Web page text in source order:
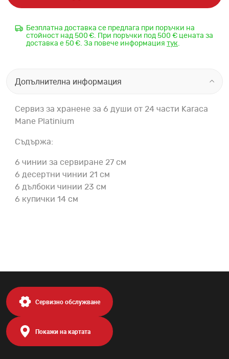
Безплатна доставка се предлага при поръчки на
стойност над 500 €. При поръчки под 500 € цената за
доставка е 50 €. За повече информация тук.
Допълнителна информация
Сервиз за хранене за 6 души от 24 части Karaca
Mane Platinium
Съдържа:
6 чинии за сервиране 27 см
6 десертни чинии 21 см
6 дълбоки чинии 23 см
6 купички 14 см
Сервизно обслужване
Покажи на картата